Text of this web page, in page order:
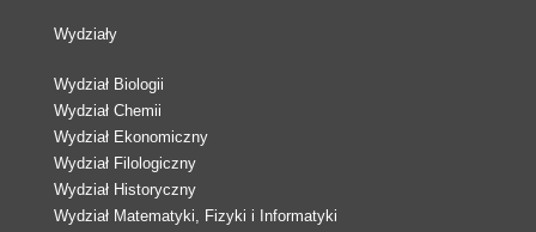
Wydziały
Wydział Biologii
Wydział Chemii
Wydział Ekonomiczny
Wydział Filologiczny
Wydział Historyczny
Wydział Matematyki, Fizyki i Informatyki